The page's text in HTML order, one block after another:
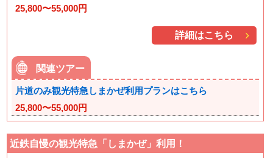
25,800〜55,000円
詳細はこちら
関連ツアー
片道のみ観光特急しまかぜ利用プランはこちら
25,800〜55,000円
近鉄自慢の観光特急「しまかぜ」利用！